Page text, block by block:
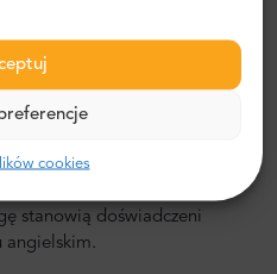
cookies
usługi transportowej z
z Mr.Shuttle, usługą
komfortowych,
i minibusach marki
stanowią doświadczeni
angielskim.